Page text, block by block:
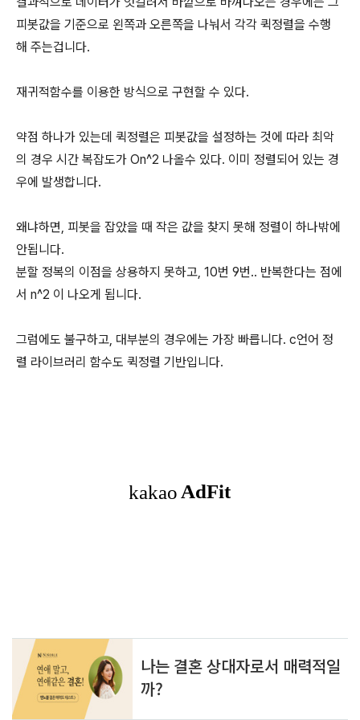
피봇값을 기준으로 왼쪽과 오른쪽을 나눠서 각각 퀵정렬을 수행
해 주는겁니다.
재귀적함수를 이용한 방식으로 구현할 수 있다.
약점 하나가 있는데 퀵정렬은 피봇값을 설정하는 것에 따라 최악
의 경우 시간 복잡도가 On^2 나올수 있다. 이미 정렬되어 있는 경
우에 발생합니다.
왜냐하면, 피봇을 잡았을 때 작은 값을 찾지 못해 정렬이 하나밖에
안됩니다.
분할 정복의 이점을 상용하지 못하고, 10번 9번.. 반복한다는 점에
서 n^2 이 나오게 됩니다.
그럼에도 불구하고, 대부분의 경우에는 가장 빠릅니다. c언어 정
렬 라이브러리 함수도 퀵정렬 기반입니다.